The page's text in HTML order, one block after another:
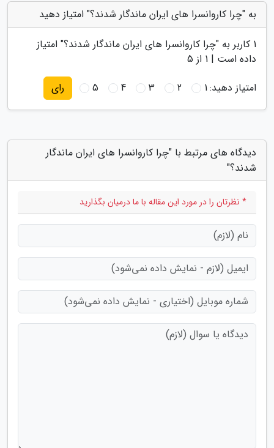
به "چرا کاروانسرا های ایران ماندگار شدند؟" امتیاز دهید
1 کاربر به "چرا کاروانسرا های ایران ماندگار شدند؟" امتیاز
داده است | 1 از 5
امتیاز دهید:1
2
3
4
5 رای
دیدگاه های مرتبط با "چرا کاروانسرا های ایران ماندگار
شدند؟"
* نظرتان را در مورد این مقاله با ما درمیان بگذارید